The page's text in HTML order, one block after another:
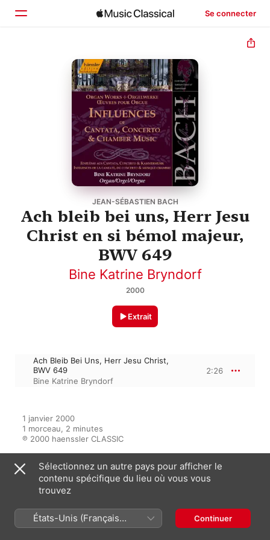
Se connecter
Accueil
Parcourir
Rechercher
JEAN-SÉBASTIEN BACH
Ach bleib bei uns, Herr Jesu
Christ en si bémol majeur,
BWV 649
Bine Katrine Bryndorf
2000
Extrait
Ach Bleib Bei Uns, Herr Jesu Christ,
BWV 649
Bine Katrine Bryndorf
2:26
1 janvier 2000
1 morceau, 2 minutes
℗ 2000 haenssler CLASSIC
Sur l’album
Bach, J.S.: Influences of Cantata,
Sélectionnez un autre pays pour afficher le
contenu spécifique du lieu où vous vous
trouvez
États-Unis (Français
France)
Continuer